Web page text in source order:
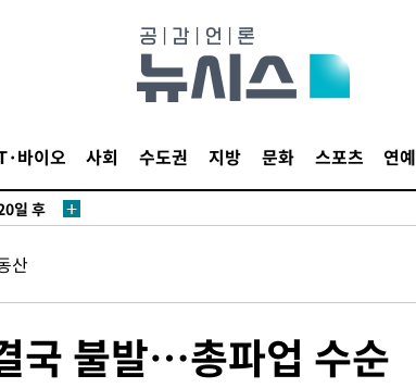
바이오 사회 수도권 지방 문화 스포츠 연예
일 후
일 후
산
국 불발…총파업 수순